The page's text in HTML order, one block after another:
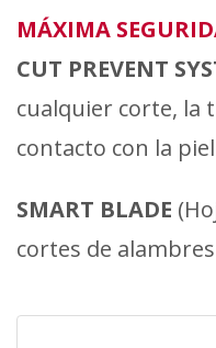
MÁXIMA
CUT PREVENT
cualquier corte, la
contacto con la
SMART BLADE
cortes de